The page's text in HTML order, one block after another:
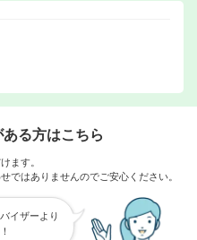
る方はこちら
ます。
ではありませんのでご安心ください。
イザーより